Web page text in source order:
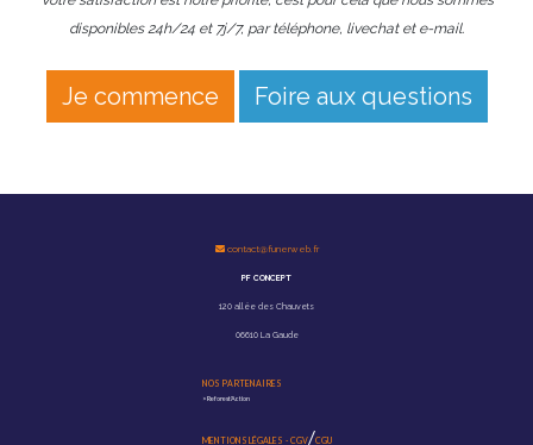
disponibles 24h/24 et 7j/7, par téléphone, livechat et e-mail.
Je commence Foire aux questions
contact@funerweb.fr
PF CONCEPT
120 allée des Chauvets
06610 La Gaude
NOS PARTENAIRES
>Reforest'Action
MENTIONS LÉGALES - CGV/CGU